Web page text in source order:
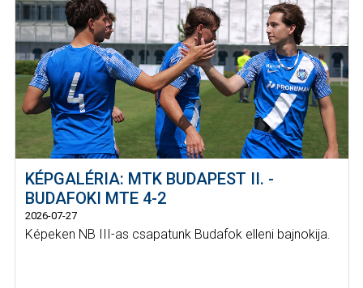
KÉPGALÉRIA: MTK BUDAPEST II. -
BUDAFOKI MTE 4-2
2026-07-27
Képeken NB III-as csapatunk Budafok elleni bajnokija.